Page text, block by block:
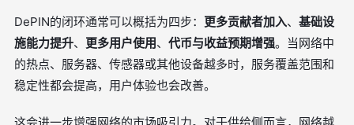
DePIN的闭环通常可以概括为四步： 更多贡献者加入、 基础设
施能力提升、 更多用户使用、 代币与收益预期增强。当网络中
的热点、服务器、传感器或其他设备越多时，服务覆盖范围和
稳定性都会提高，用户体验也会改善。